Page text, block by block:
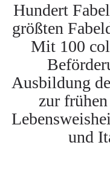
Hundert
größten
Mit 100
Ausbildung
zur
und